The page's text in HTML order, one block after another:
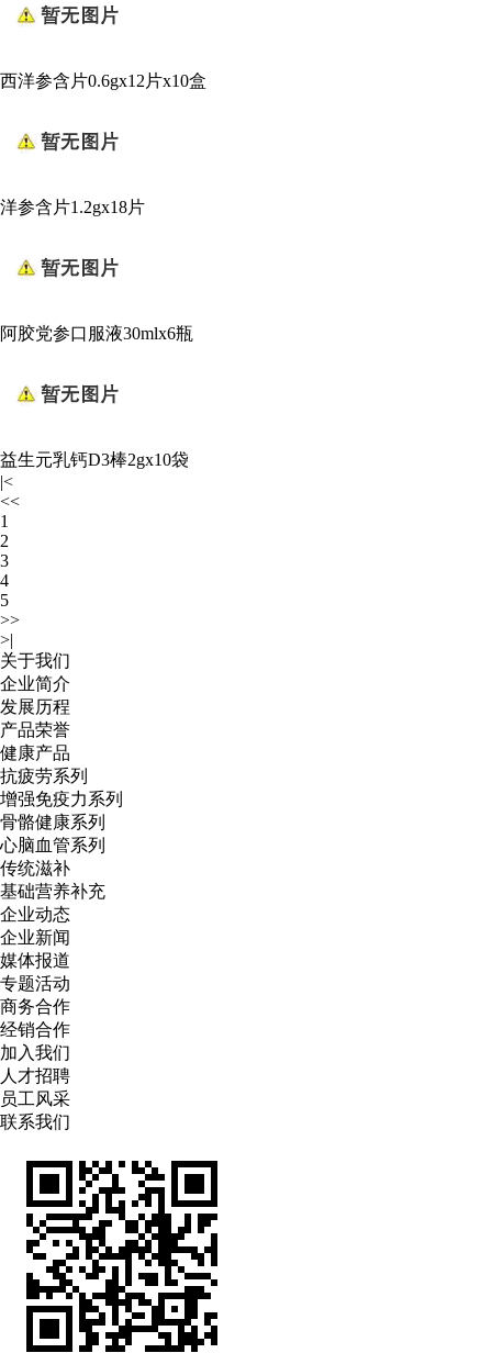
西洋参含片0.6gx12片x10盒
洋参含片1.2gx18片
阿胶党参口服液30mlx6瓶
益生元乳钙D3棒2gx10袋
|<
<<
1
2
3
4
5
>>
>|
关于我们
企业简介
发展历程
产品荣誉
健康产品
抗疲劳系列
增强免疫力系列
骨骼健康系列
心脑血管系列
传统滋补
基础营养补充
企业动态
企业新闻
媒体报道
专题活动
商务合作
经销合作
加入我们
人才招聘
员工风采
联系我们